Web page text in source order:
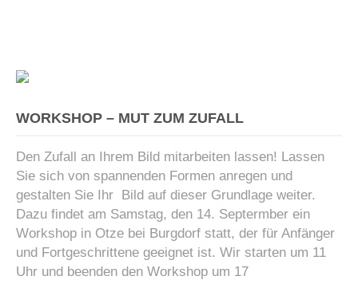
WORKSHOP – MUT ZUM ZUFALL
Den Zufall an Ihrem Bild mitarbeiten lassen! Lassen
Sie sich von spannenden Formen anregen und
gestalten Sie Ihr Bild auf dieser Grundlage weiter.
Dazu findet am Samstag, den 14. Septermber ein
Workshop in Otze bei Burgdorf statt, der für Anfänger
und Fortgeschrittene geeignet ist. Wir starten um 11
Uhr und beenden den Workshop um 17